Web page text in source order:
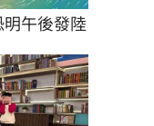
午後發陸